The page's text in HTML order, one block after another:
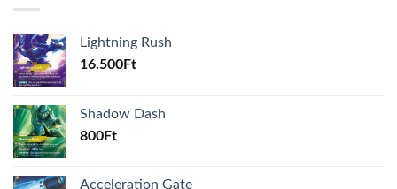
Lightning Rush
16.500Ft
Shadow Dash
800Ft
Acceleration Gate